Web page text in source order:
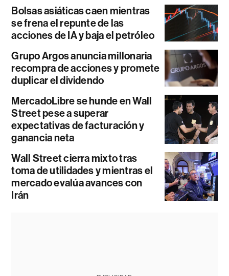
Bolsas asiáticas caen mientras
se frena el repunte de las
acciones de IA y baja el petróleo
Grupo Argos anuncia millonaria
recompra de acciones y promete
duplicar el dividendo
MercadoLibre se hunde en Wall
Street pese a superar
expectativas de facturación y
ganancia neta
Wall Street cierra mixto tras
toma de utilidades y mientras el
mercado evalúa avances con
Irán